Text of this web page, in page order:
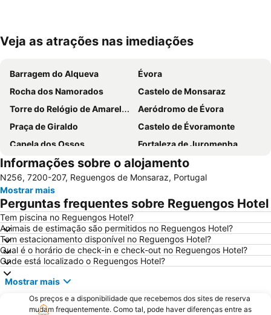
Ampliar mapa
Veja as atrações nas imediações
Barragem do Alqueva
Évora
Rocha dos Namorados
Castelo de Monsaraz
Torre do Relógio de Amareleja
Aeródromo de Évora
Praça de Giraldo
Castelo de Évoramonte
Capela dos Ossos
Fortaleza de Juromenha
Sé de Évora
Central de Camionagem de Estremoz
Vila Medieval de Monsaraz
Castelo do Alandroal
Convento dos Lóios ou de Nossa Senhora da Assunção
Casas Pintadas de Évora
Porta de Aviz - Ermida de Nossa Sra do Ó
Torre do Esporão
Castelo de Terena
Templo de Diana
Rota dos vinhos do Alentejo
Simply Evora
Cromeleque dos Almendres
Ao Cabo
Aqueduto da Água de Prata
Núcleo Museológico do Alto de São Bento
Informações sobre o alojamento
N256, 7200-207, Reguengos de Monsaraz, Portugal
Mostrar mais
Perguntas frequentes sobre Reguengos Hotel
Tem piscina no Reguengos Hotel?
Animais de estimação são permitidos no Reguengos Hotel?
Tem estacionamento disponível no Reguengos Hotel?
Qual é o horário de check-in e check-out no Reguengos Hotel?
Onde está localizado o Reguengos Hotel?
Mostrar mais
Os preços e a disponibilidade que recebemos dos sites de reserva
mudam frequentemente. Como tal, pode haver diferenças entre as